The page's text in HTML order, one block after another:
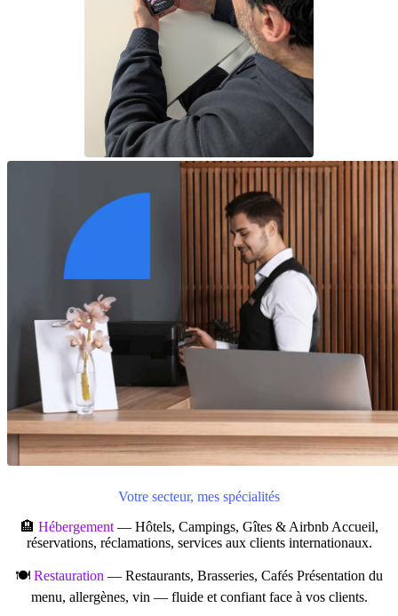
Votre secteur, mes spécialités
🏨 Hébergement— Hôtels, Campings, Gîtes & Airbnb Accueil,
réservations, réclamations, services aux clients internationaux.
🍽️ Restauration — Restaurants, Brasseries, Cafés Présentation du
menu, allergènes, vin — fluide et confiant face à vos clients.